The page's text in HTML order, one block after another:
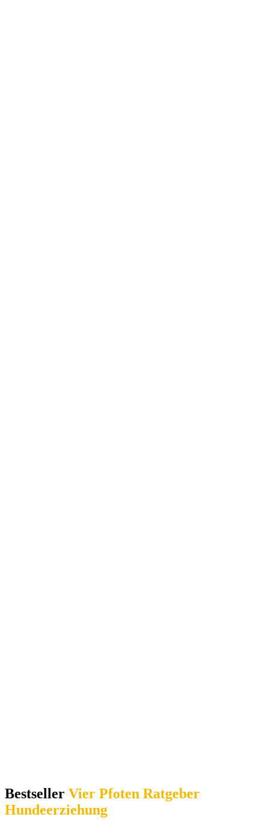
Bestseller Vier Pfoten Ratgeber
Hundeerziehung